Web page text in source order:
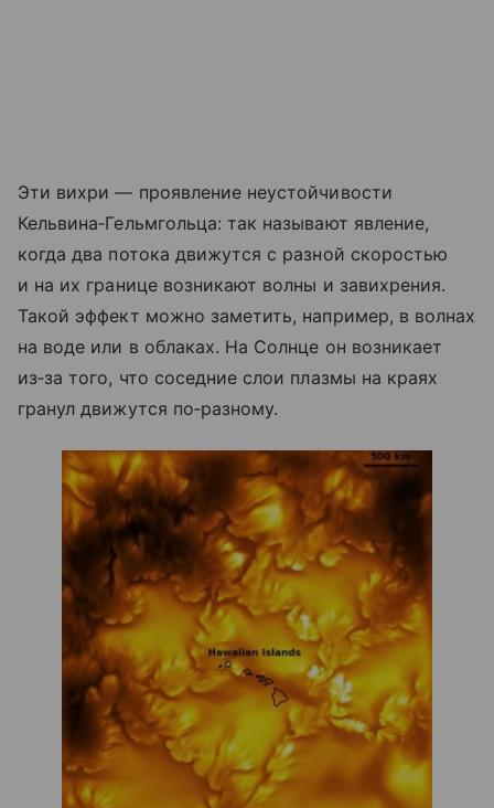
Эти вихри — проявление неустойчивости
Кельвина‑Гельмгольца: так называют явление,
когда два потока движутся с разной скоростью
и на их границе возникают волны и завихрения.
Такой эффект можно заметить, например, в волнах
на воде или в облаках. На Солнце он возникает
из‑за того, что соседние слои плазмы на краях
гранул движутся по‑разному.